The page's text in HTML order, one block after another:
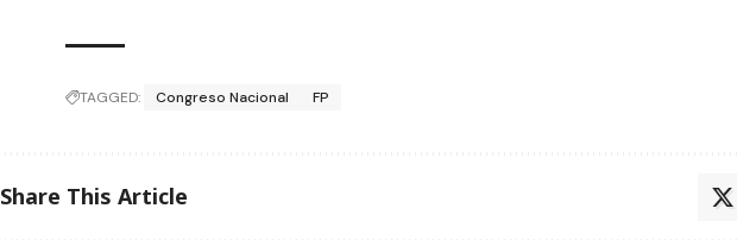
TAGGED: Congreso Nacional FP
Share This Article